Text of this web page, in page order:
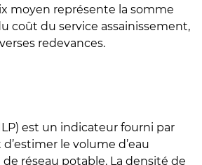
moyen représente la somme
coût du service assainissement,
redevances.
est un indicateur fourni par
le volume d’eau
réseau potable. La densité de